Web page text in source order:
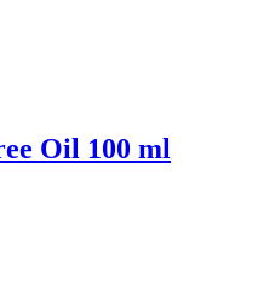
Oil 100 ml